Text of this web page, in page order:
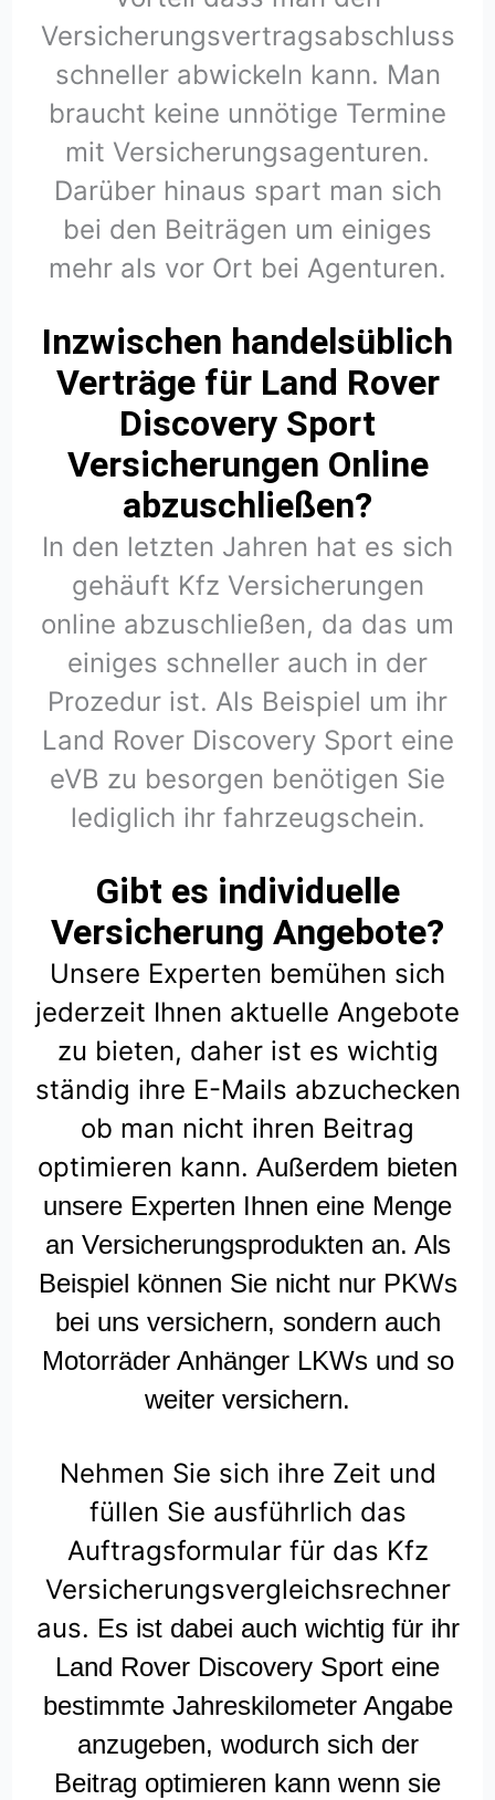
Versicherungsvertragsabschluss
schneller abwickeln kann. Man
braucht keine unnötige Termine
mit Versicherungsagenturen.
Darüber hinaus spart man sich
bei den Beiträgen um einiges
mehr als vor Ort bei Agenturen.
Inzwischen handelsüblich
Verträge für Land Rover
Discovery Sport
Versicherungen Online
abzuschließen?
In den letzten Jahren hat es sich
gehäuft Kfz Versicherungen
online abzuschließen, da das um
einiges schneller auch in der
Prozedur ist. Als Beispiel um ihr
Land Rover Discovery Sport eine
eVB zu besorgen benötigen Sie
lediglich ihr fahrzeugschein.
Gibt es individuelle
Versicherung Angebote?
Unsere Experten bemühen sich
jederzeit Ihnen aktuelle Angebote
zu bieten, daher ist es wichtig
ständig ihre E-Mails abzuchecken
ob man nicht ihren Beitrag
optimieren kann. Außerdem bieten
unsere Experten Ihnen eine Menge
an Versicherungsprodukten an. Als
Beispiel können Sie nicht nur PKWs
bei uns versichern, sondern auch
Motorräder Anhänger LKWs und so
weiter versichern.
Nehmen Sie sich ihre Zeit und
füllen Sie ausführlich das
Auftragsformular für das Kfz
Versicherungsvergleichsrechner
aus. Es ist dabei auch wichtig für ihr
Land Rover Discovery Sport eine
bestimmte Jahreskilometer Angabe
anzugeben, wodurch sich der
Beitrag optimieren kann wenn sie